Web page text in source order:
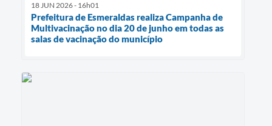
18 JUN 2026 - 16h01
Prefeitura de Esmeraldas realiza Campanha de
Multivacinação no dia 20 de junho em todas as
salas de vacinação do município